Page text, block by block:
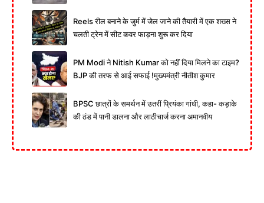
Reels रील बनाने के जुर्म में जेल जाने की तैयारी में एक शख्स ने
चलती ट्रेन में सीट कवर फाड़ना शुरू कर दिया
PM Modi ने Nitish Kumar को नहीं दिया मिलने का टाइम?
BJP की तरफ से आई सफाई !मुख्यमंत्री नीतीश कुमार
BPSC छात्रों के समर्थन में उतरीं प्रियंका गांधी, कहा- कड़ाके
की ठंड में पानी डालना और लाठीचार्ज करना अमानवीय